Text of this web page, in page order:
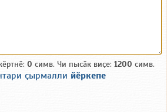
0 симв. Чи пысӑк виҫе: 1200 симв.
ҫырмалли йӗркепе